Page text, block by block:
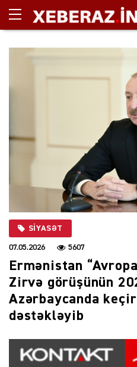
SIYASƏT
07.05.2026 5607
Ermənistan
Zirvə görüşünün
Azərbaycanda
dəstəkləyib